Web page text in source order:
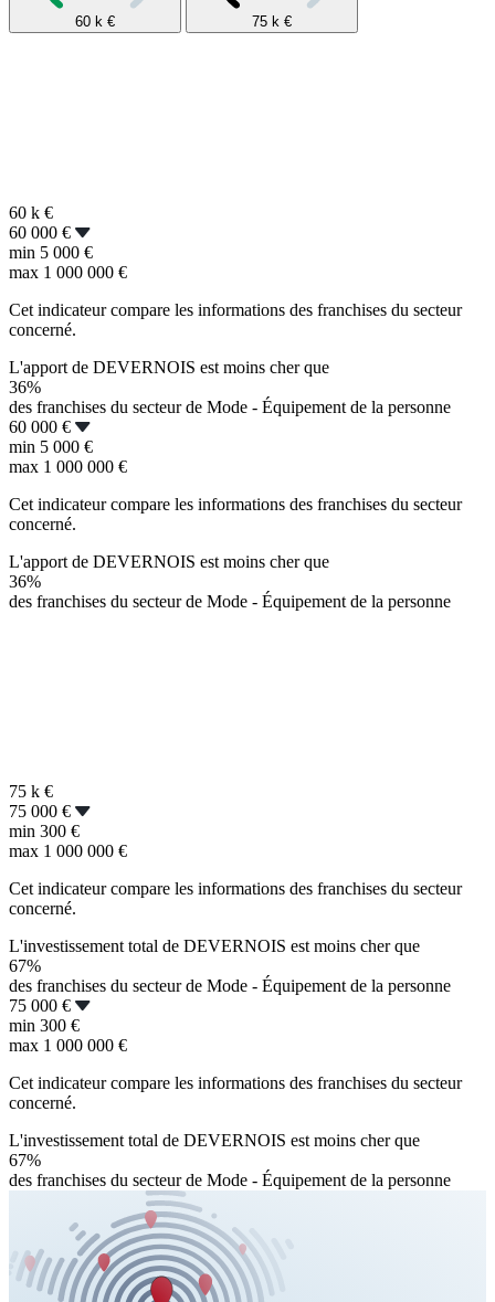
60 k € 75 k €
60 k €
60 000 €
min 5 000 €
max 1 000 000 €
Cet indicateur compare les informations des franchises du secteur
concerné.
L'apport de DEVERNOIS est moins cher que
36%
des franchises du secteur de Mode - Équipement de la personne
60 000 €
min 5 000 €
max 1 000 000 €
Cet indicateur compare les informations des franchises du secteur
concerné.
L'apport de DEVERNOIS est moins cher que
36%
des franchises du secteur de Mode - Équipement de la personne
75 k €
75 000 €
min 300 €
max 1 000 000 €
Cet indicateur compare les informations des franchises du secteur
concerné.
L'investissement total de DEVERNOIS est moins cher que
67%
des franchises du secteur de Mode - Équipement de la personne
75 000 €
min 300 €
max 1 000 000 €
Cet indicateur compare les informations des franchises du secteur
concerné.
L'investissement total de DEVERNOIS est moins cher que
67%
des franchises du secteur de Mode - Équipement de la personne